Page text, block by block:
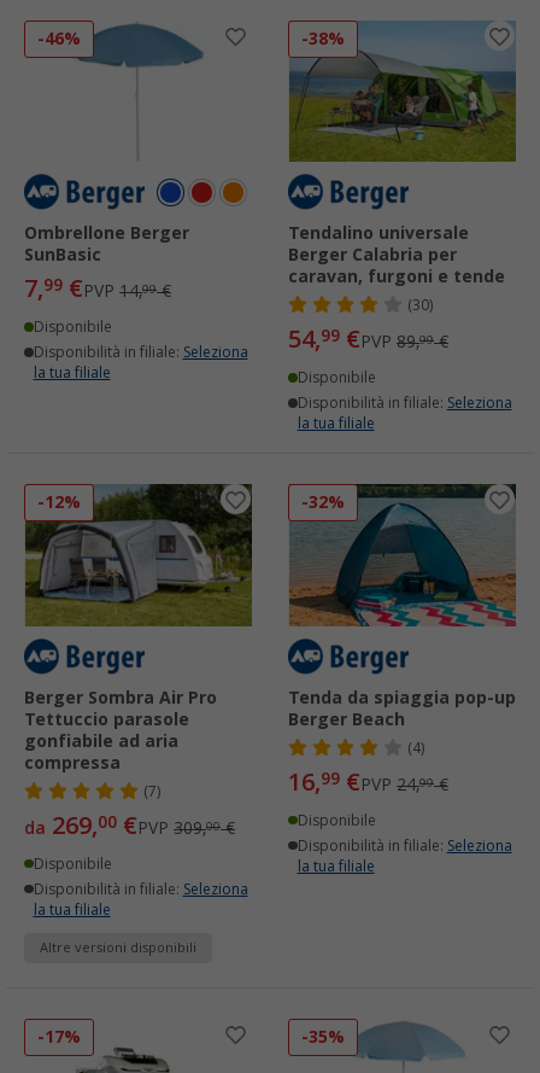
-46%
Ombrellone Berger
SunBasic
7,99 €PVP 14,99€
Disponibile
Disponibilità in filiale: Seleziona
la tua filiale
-38%
Tendalino universale
Berger Calabria per
caravan, furgoni e tende
(30)
54,99 €PVP 89,99€
Disponibile
Disponibilità in filiale: Seleziona
la tua filiale
-12%
Berger Sombra Air Pro
Tettuccio parasole
gonfiabile ad aria
compressa
(7)
da 269,00 €PVP 309,00€
Disponibile
Disponibilità in filiale: Seleziona
la tua filiale
Altre versioni disponibili
-32%
Tenda da spiaggia pop-up
Berger Beach
(4)
16,99 €PVP 24,99€
Disponibile
Disponibilità in filiale: Seleziona
la tua filiale
-17% -35%